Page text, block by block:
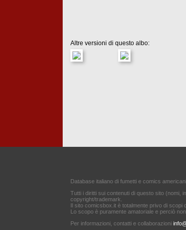
Altre versioni di questo albo:
Database italiano di fumetti e comics
Tutti i diritti sui contenuti di questo sito (nomi,
copyright/trademark.
Il sito comicsbox.it è totalmente privo di
Lo scopo è puramente amatoriale e perciò
Per informazioni, contatti e collaborazioni